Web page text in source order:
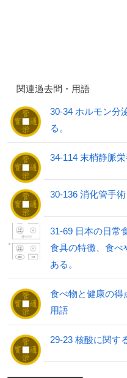
関連過去問・用語
30-34 ホルモン分
る。
34-114 末梢静脈
30-136 消化管手
31-69 日本の日常
食具の特徴、食べ
ある。
食べ物と健康の得
用語
29-23 核酸に関す